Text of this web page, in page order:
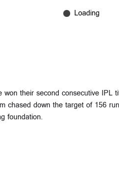
won their second consecutive
chased down the target of 156
foundation.